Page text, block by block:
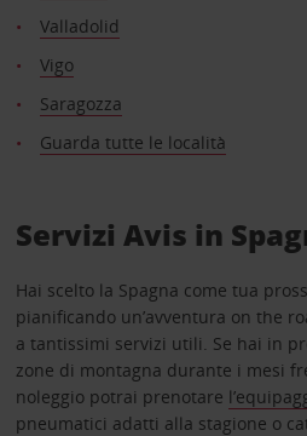
Valladolid
Vigo
Saragozza
Guarda tutte le località
Servizi Avis in
Hai scelto la Spagna come tua
pianificando un’avventura on the
a tantissimi servizi utili. Se hai in
zone di montagna durante i mesi
noleggio potrai prenotare
pneumatici adatti alla stagione o